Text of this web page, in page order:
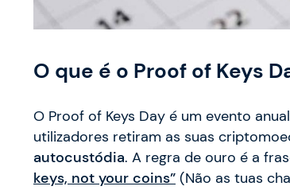
O que é o Proof of Keys
O Proof of Keys Day é um evento
utilizadores retiram as suas
autocustódia. A regra de ouro é a
keys, not your coins” (Não as tuas